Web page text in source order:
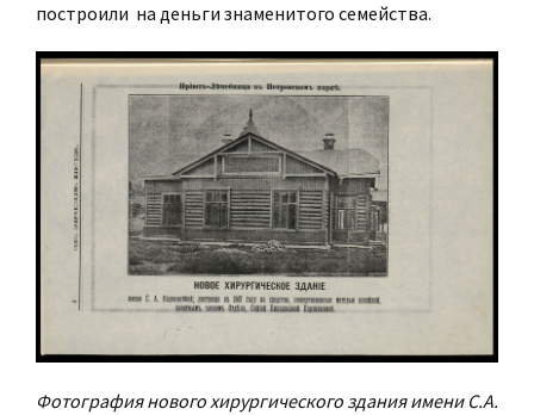
построили на деньги знаменитого семейства.
Фотография нового хирургического здания имени С.А.